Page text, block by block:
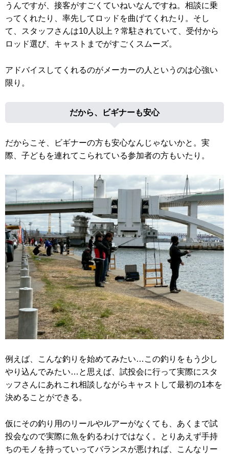
うんですが、接客がすごくていねいなんですね。相談に乗
ってくれたり、率先してロッドを曲げてくれたり。そし
て、スタッフさんは10人以上？常駐されていて、受付から
ロッド選び、キャストまでがすごくスムーズ。
アドバイスしてくれるのがメーカーの人というのは心強い
限り。
だから、ビギナーも安心
だからこそ、ビギナーの方も安心なんじゃないかと。実
際、子どもを連れてこられている参加者の方もいたり。
例えば、こんな釣りを始めてみたい…この釣りをもう少し
やり込んでみたい…と思えば、試投会に行って実際にスタ
ッフさんにあれこれ相談しながらキャストして最初の1本を
決めることができる。
仮にその釣り用のリールやルアーがなくても、あくまで試
投会なので実際に魚を釣るわけではなく。とりあえず手持
ちのモノを持っていってバランスが悪ければ、こんなリー